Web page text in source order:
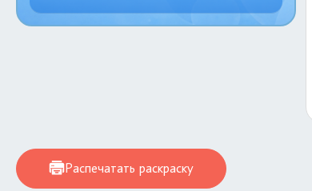
Распечатать раскраску